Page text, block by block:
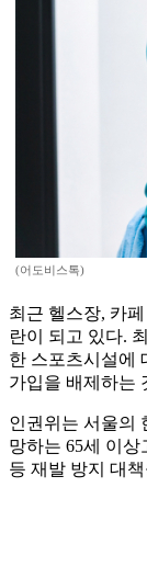
(어도비스톡)
최근 헬스장, 카
란이 되고 있다.
한 스포츠시설에
가입을 배제하는
인권위는 서울의
망하는 65세 이
등 재발 방지 대